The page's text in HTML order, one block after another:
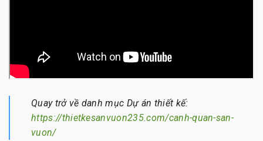
Quay trở về danh mục Dự án thiết kế:
https://thietkesanvuon235.com/canh-quan-san-
vuon/